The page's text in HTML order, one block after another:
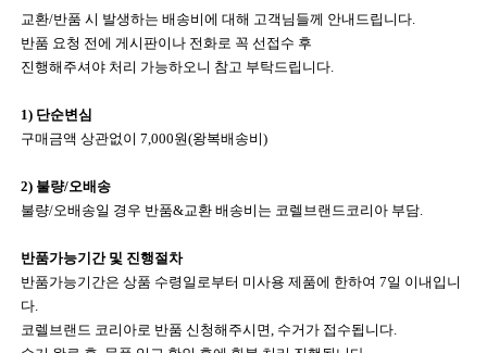
교환/반품 시 발생하는 배송비에 대해 고객님들께 안내드립니다.
반품 요청 전에 게시판이나 전화로 꼭 선접수 후
진행해주셔야 처리 가능하오니 참고 부탁드립니다.
1) 단순변심
구매금액 상관없이 7,000원(왕복배송비)
2) 불량/오배송
불량/오배송일 경우 반품&교환 배송비는 코렐브랜드코리아 부담.
반품가능기간 및 진행절차
반품가능기간은 상품 수령일로부터 미사용 제품에 한하여 7일 이내입니
다.
코렐브랜드 코리아로 반품 신청해주시면, 수거가 접수됩니다.